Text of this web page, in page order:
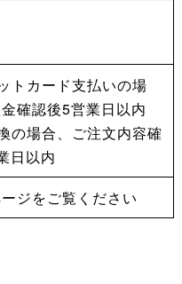
トカード支払いの場
確認後5営業日以内
の場合、ご注文内容確
日以内
ジをご覧ください